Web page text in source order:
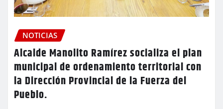
NOTICIAS
Alcalde Manolito Ramírez socializa el plan
municipal de ordenamiento territorial con
la Dirección Provincial de la Fuerza del
Pueblo.